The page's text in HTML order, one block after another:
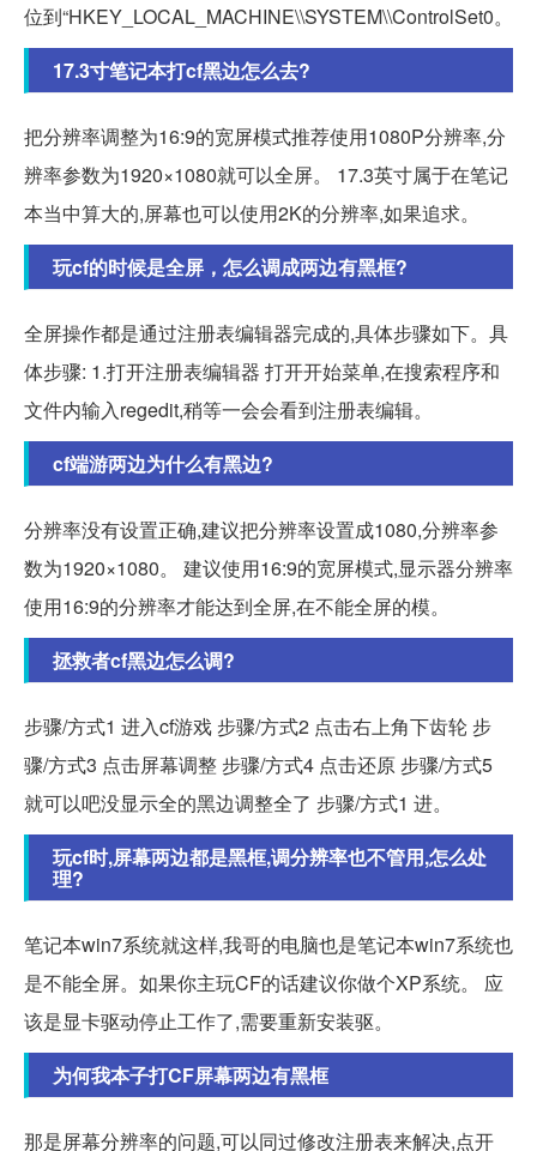
位到“HKEY_LOCAL_MACHINE\\SYSTEM\\ControlSet0。
17.3寸笔记本打cf黑边怎么去?
把分辨率调整为16:9的宽屏模式推荐使用1080P分辨率,分
辨率参数为1920×1080就可以全屏。 17.3英寸属于在笔记
本当中算大的,屏幕也可以使用2K的分辨率,如果追求。
玩cf的时候是全屏，怎么调成两边有黑框?
全屏操作都是通过注册表编辑器完成的,具体步骤如下。具
体步骤: 1.打开注册表编辑器 打开开始菜单,在搜索程序和
文件内输入regedit,稍等一会会看到注册表编辑。
cf端游两边为什么有黑边?
分辨率没有设置正确,建议把分辨率设置成1080,分辨率参
数为1920×1080。 建议使用16:9的宽屏模式,显示器分辨率
使用16:9的分辨率才能达到全屏,在不能全屏的模。
拯救者cf黑边怎么调?
步骤/方式1 进入cf游戏 步骤/方式2 点击右上角下齿轮 步
骤/方式3 点击屏幕调整 步骤/方式4 点击还原 步骤/方式5
就可以吧没显示全的黑边调整全了 步骤/方式1 进。
玩cf时,屏幕两边都是黑框,调分辨率也不管用,怎么处
理?
笔记本win7系统就这样,我哥的电脑也是笔记本win7系统也
是不能全屏。如果你主玩CF的话建议你做个XP系统。 应
该是显卡驱动停止工作了,需要重新安装驱。
为何我本子打CF屏幕两边有黑框
那是屏幕分辨率的问题,可以同过修改注册表来解决,点开